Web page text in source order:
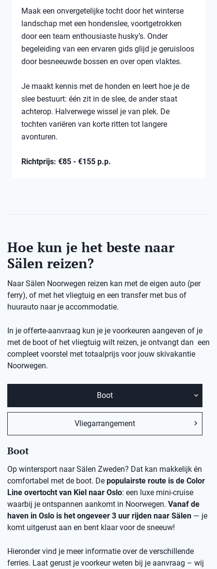
Maak een onvergetelijke tocht door het winterse
landschap met een hondenslee, voortgetrokken
door een team enthousiaste husky’s. Onder
begeleiding van een ervaren gids glijd je geruisloos
door besneeuwde bossen en over open vlaktes.
Je maakt kennis met de honden en leert hoe je de
slee bestuurt: één zit in de slee, de ander staat
achterop. Halverwege wissel je van plek. De
tochten variëren van korte ritten tot langere
avonturen.
Richtprijs: €85 - €155 p.p.
Hoe kun je het beste naar
Sälen reizen?
Naar Sälen Noorwegen reizen kan met de eigen auto (per
ferry), of met het vliegtuig en een transfer met bus of
huurauto naar je accommodatie.
In je offerte-aanvraag kun je je voorkeuren aangeven of je
met de boot of het vliegtuig wilt reizen, je ontvangt dan een
compleet voorstel met totaalprijs voor jouw skivakantie
Noorwegen.
Boot
Vliegarrangement
Boot
Op wintersport naar Sälen Zweden? Dat kan makkelijk én
comfortabel met de boot. De populairste route is de Color
Line overtocht van Kiel naar Oslo: een luxe mini-cruise
waarbij je ontspannen aankomt in Noorwegen. Vanaf de
haven in Oslo is het ongeveer 3 uur rijden naar Sälen — je
komt uitgerust aan en bent klaar voor de sneeuw!
Hieronder vind je meer informatie over de verschillende
ferries. Laat gerust je voorkeur weten bij je aanvraag – wij